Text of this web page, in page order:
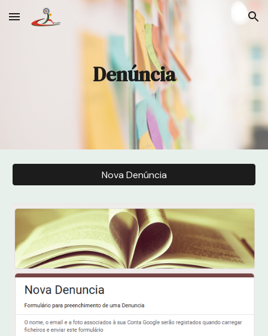
Skip to main content Skip to navigation
Denúncia
Nova Denúncia